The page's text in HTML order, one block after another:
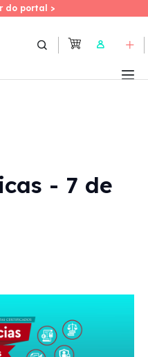
do portal >
do portal >
User
- 7 de